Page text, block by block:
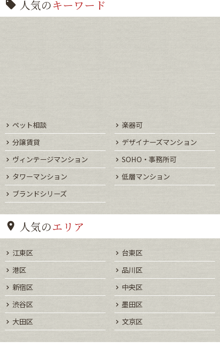
人気のキーワード
ペット相談
楽器可
分譲賃貸
デザイナーズマンション
ヴィンテージマンション
SOHO・事務所可
タワーマンション
低層マンション
ブランドシリーズ
人気のエリア
江東区
台東区
港区
品川区
新宿区
中央区
渋谷区
墨田区
大田区
文京区